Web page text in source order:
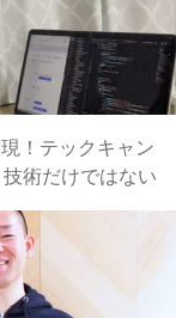
！テックキャン
術だけではない